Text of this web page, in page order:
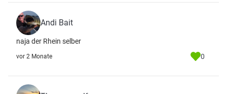
Andi Bait
naja der Rhein selber
vor 2 Monate 0